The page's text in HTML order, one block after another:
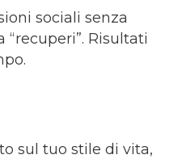
sociali senza
“recuperi”. Risultati
sul tuo stile di vita,